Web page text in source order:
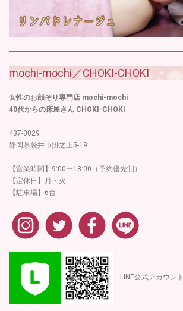
mochi-mochi／CHOKI-CHOKI
女性のお顔そり専門店 mochi-mochi
40代からの床屋さん CHOKI-CHOKI
437-0029
静岡県袋井市掛之上5-19
【営業時間】9:00〜18:00（予約優先制）
【定休日】月・火
【駐車場】6台
LINE公式アカウント